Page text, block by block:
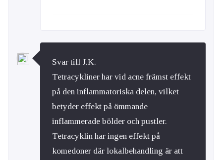
Svar till J.K.
Tetracykliner har vid acne främst effekt
på den inflammatoriska delen, vilket
betyder effekt på ömmande
inflammerade bölder och pustler.
Tetracyklin har ingen effekt på
komedoner där lokalbehandling är att